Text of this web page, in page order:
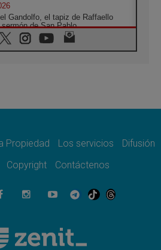
Gandolfo, el tapiz de Raffaello
de San Pablo
«la paz no se compra con una
Consejo de Genazzano
el Vicariato Apostólico de Calapán
en diócesis
Los desplazados invisibles de una
Propiedad Los servicios
Difusión
Copyright Contáctenos